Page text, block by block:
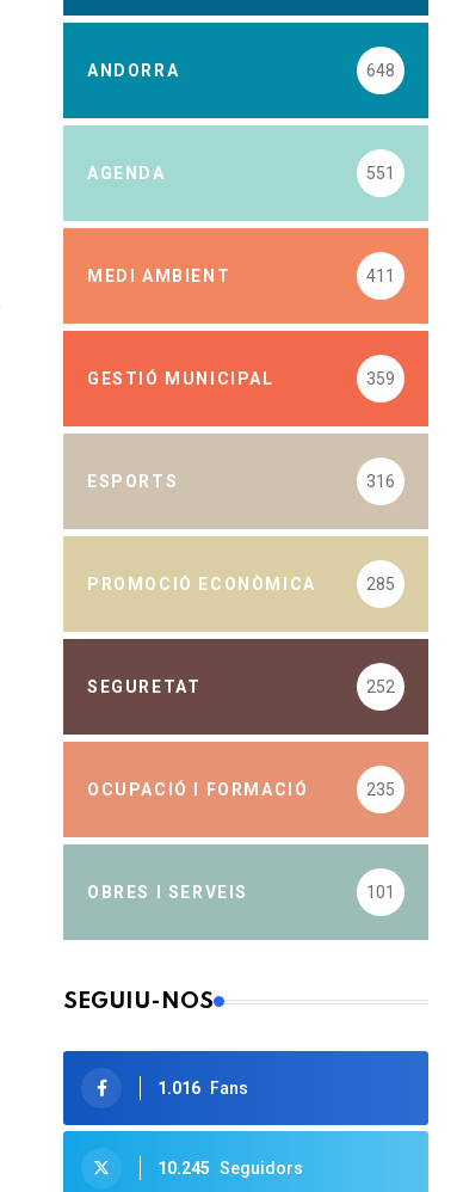
ANDORRA 648
AGENDA 551
MEDI AMBIENT 411
GESTIÓ MUNICIPAL 359
ESPORTS 316
PROMOCIÓ ECONÒMICA 285
SEGURETAT 252
OCUPACIÓ I FORMACIÓ 235
OBRES I SERVEIS 101
SEGUIU-NOS
1.016 Fans
10.245 Seguidors